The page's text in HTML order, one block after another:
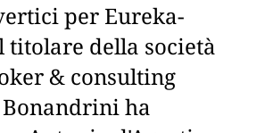
per Eureka-
titolare della società
& consulting
ha